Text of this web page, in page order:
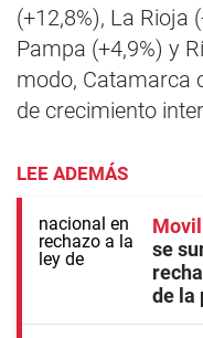
(+12,8%), La Rioja
Pampa (+4,9%) y
modo, Catamarca
de crecimiento
LEE ADEMÁS
se
de la